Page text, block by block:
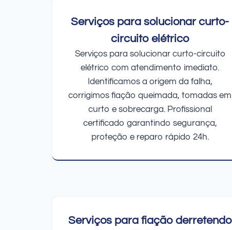
Serviços para solucionar curto-
circuito elétrico
Serviços para solucionar curto-circuito
elétrico com atendimento imediato.
Identificamos a origem da falha,
corrigimos fiação queimada, tomadas em
curto e sobrecarga. Profissional
certificado garantindo segurança,
proteção e reparo rápido 24h.
Serviços para fiação derretendo